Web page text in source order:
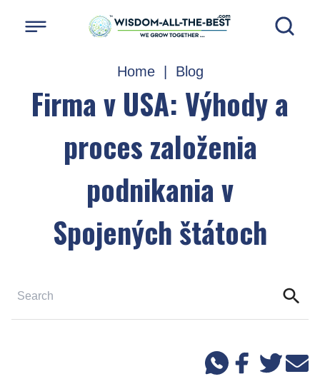
Home| Blog
Firma v USA: Výhody a
proces založenia
podnikania v
Spojených štátoch